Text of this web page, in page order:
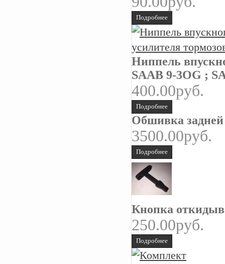
Подробнее
Ниппель
SAAB 9-3OG ;
400.00руб.
Подробнее
Обшивка
3500.00руб.
Подробнее
Кнопка
250.00руб.
Подробнее